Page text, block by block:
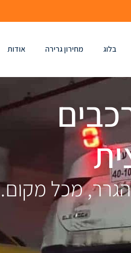
בלוג מחירון גרירה אודות
מכל מקום.